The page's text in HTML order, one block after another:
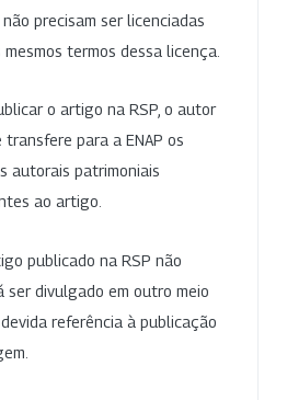
precisam ser licenciadas
mesmos termos dessa licença.
o artigo na RSP, o autor
transfere para a ENAP os
autorais patrimoniais
ao artigo.
publicado na RSP não
ser divulgado em outro meio
referência à publicação